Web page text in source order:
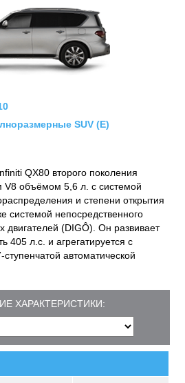
SUV (E)
QX80 второго поколения
V8 объёмом 5,6 л. с системой
и степени открытия
системой непосредственного
двигателей (DIGÔ). Он развивает
405 л.с. и агрегатируется с
автоматической
ХАРАКТЕРИСТИКИ: